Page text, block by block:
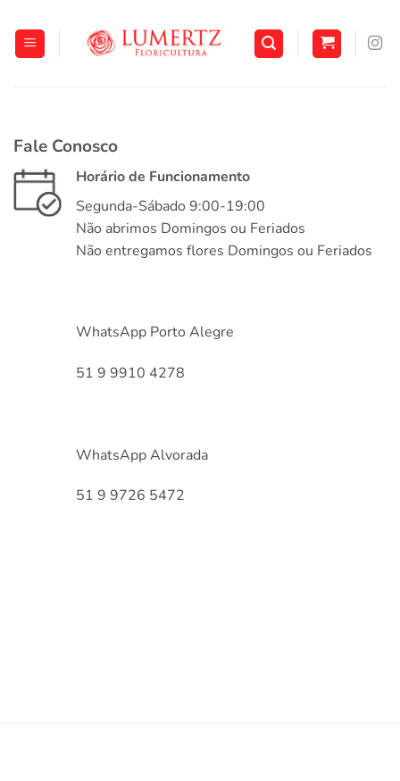
content
Fale Conosco
Horário de Funcionamento
Segunda-Sábado 9:00-19:00
Não abrimos Domingos ou Feriados
Não entregamos flores Domingos ou Feriados
WhatsApp Porto Alegre
51 9 9910 4278
WhatsApp Alvorada
51 9 9726 5472